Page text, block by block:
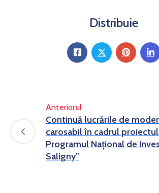
Distribuie
Anteriorul
Continuă lucrările de
carosabil în cadrul
Programul Național de
Saligny”